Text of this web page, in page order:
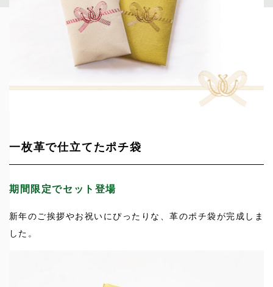
一枚革で仕立てたポチ袋
期間限定でセット登場
新年のご挨拶やお祝いにぴったりな、革のポチ袋が完成しま
した。